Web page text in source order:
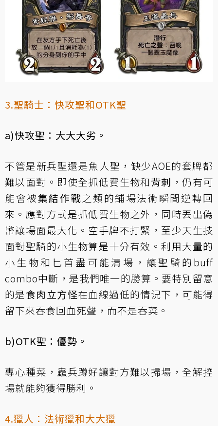
3.聖騎士：快攻聖和OTK聖
a)快攻聖：大大大劣。
不管是新兵聖還是魚人聖，缺少AOE的套牌都
難以面對。即使全抓低費生物和背刺 ，仍有可
能會被集結作戰之類的鋪場法術瞬間逆轉回
來。應對方式是抓低費生物之外，同時丟出偽
幣讓場面最大化。空手牌不打緊，至少天生技
面對聖騎的小生物算是十分有效。利用大量的
小生物和匕首盡可能清場，讓聖騎的buff
combo中斷，是我們唯一的勝算。要特別留意
的是食肉立方怪在血線過低的情況下，可能得
留下來吞食回血死聲，而不是吞菜。
b)OTK聖：優勢。
專心種菜，蟲兵蹲好讓對方難以掃場，全解控
場就能夠獲得勝利。
4.獵人：法術獵和大大獵